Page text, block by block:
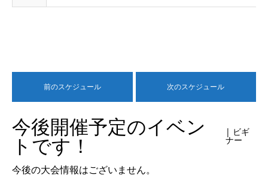
前のスケジュール 次のスケジュール
今後開催予定のイベン
トです！
| ビギ
ナー
今後の大会情報はございません。